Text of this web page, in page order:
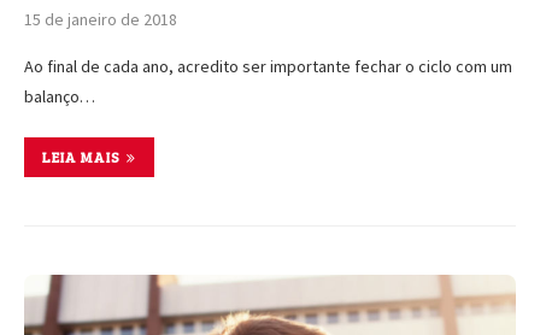
15 de janeiro de 2018
Ao final de cada ano, acredito ser importante fechar o ciclo com um
balanço…
LEIA MAIS